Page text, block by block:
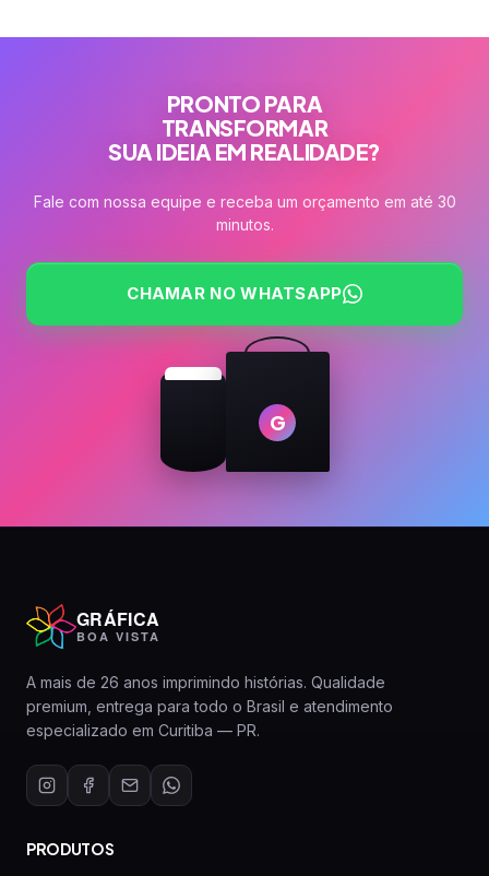
PRONTO PARA
TRANSFORMAR
SUA IDEIA EM REALIDADE?
Fale com nossa equipe e receba um orçamento em até 30
minutos.
CHAMAR NO WHATSAPP
G
GRÁFICA
BOA VISTA
A mais de 26 anos imprimindo histórias. Qualidade
premium, entrega para todo o Brasil e atendimento
especializado em Curitiba — PR.
PRODUTOS